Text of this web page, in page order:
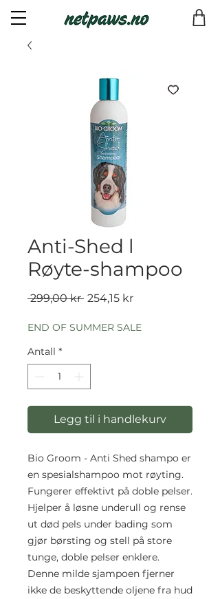
Anti-Shed l
Røyte-shampoo
299,00 kr Vanlig
254,15 krSalgspris
END OF SUMMER SALE
Antall *
Legg til i handlekurv
Bio Groom - Anti Shed shampo er
en spesialshampoo mot røyting.
Fungerer effektivt på doble pelser.
Hjelper å løsne underull og rense
ut død pels under bading som
gjør børsting og stell på store
tunge, doble pelser enklere.
Denne milde sjampoen fjerner
ikke de beskyttende oljene fra hud